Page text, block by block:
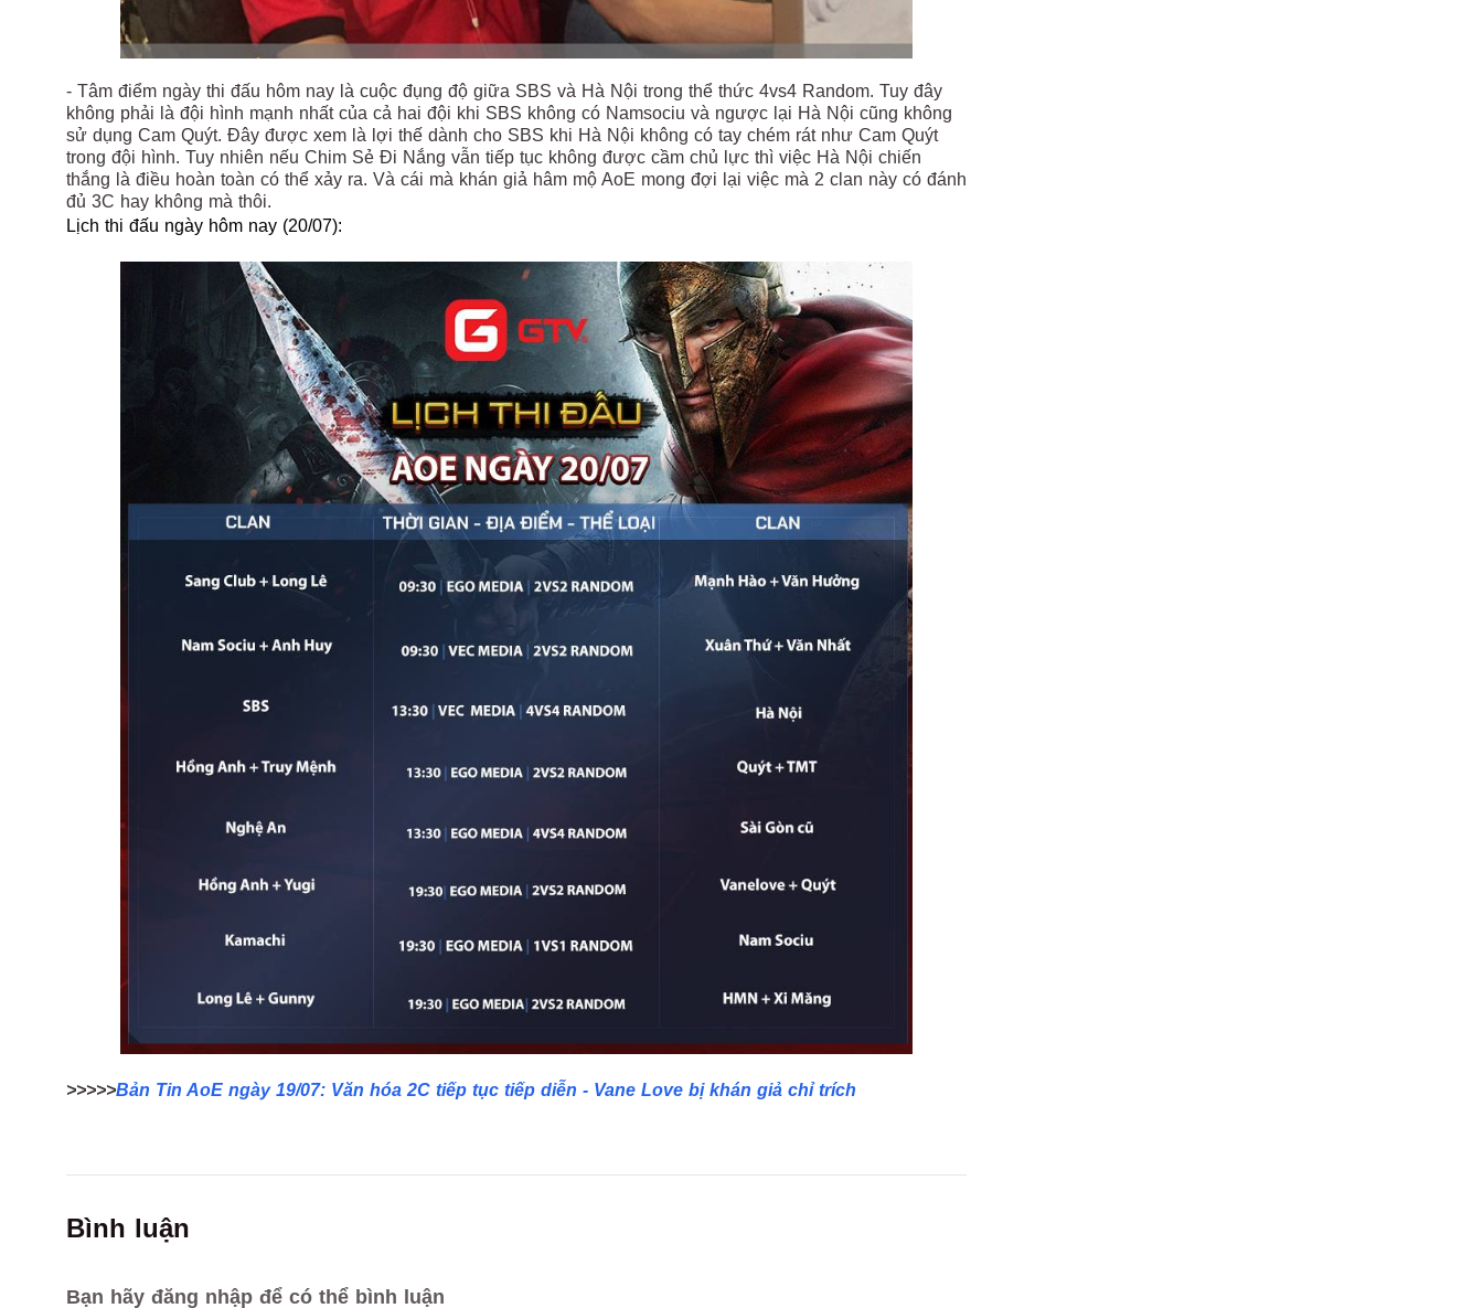
- Tâm điểm ngày thi đấu hôm nay là cuộc đụng độ giữa SBS và Hà Nội trong thể thức 4vs4 Random. Tuy đây
không phải là đội hình mạnh nhất của cả hai đội khi SBS không có Namsociu và ngược lại Hà Nội cũng không
sử dụng Cam Quýt. Đây được xem là lợi thế dành cho SBS khi Hà Nội không có tay chém rát như Cam Quýt
trong đội hình. Tuy nhiên nếu Chim Sẻ Đi Nắng vẫn tiếp tục không được cầm chủ lực thì việc Hà Nội chiến
thắng là điều hoàn toàn có thể xảy ra. Và cái mà khán giả hâm mộ AoE mong đợi lại việc mà 2 clan này có đánh
đủ 3C hay không mà thôi.
Lịch thi đấu ngày hôm nay (20/07):
>>>>>Bản Tin AoE ngày 19/07: Văn hóa 2C tiếp tục tiếp diễn - Vane Love bị khán giả chỉ trích
Bình luận
Bạn hãy đăng nhập để có thể bình luận